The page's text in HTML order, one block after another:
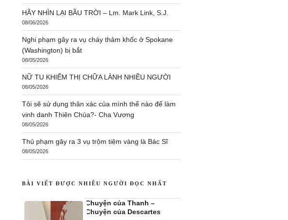
HÃY NHÌN LẠI BẦU TRỜI – Lm. Mark Link, S.J.
08/06/2026
Nghi phạm gây ra vụ cháy thảm khốc ở Spokane
(Washington) bị bắt
08/05/2026
NỮ TU KHIẾM THỊ CHỮA LÀNH NHIỀU NGƯỜI
08/05/2026
Tôi sẽ sử dụng thân xác của mình thế nào để làm
vinh danh Thiên Chúa?- Cha Vương
08/05/2026
Thủ phạm gây ra 3 vụ trộm tiệm vàng là Bác Sĩ
08/05/2026
BÀI VIẾT ĐƯỢC NHIỀU NGƯỜI ĐỌC NHẤT
Chuyện của Thanh –
Chuyện của Descartes